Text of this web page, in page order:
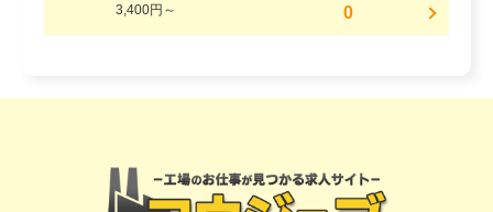
3,400円～ 0